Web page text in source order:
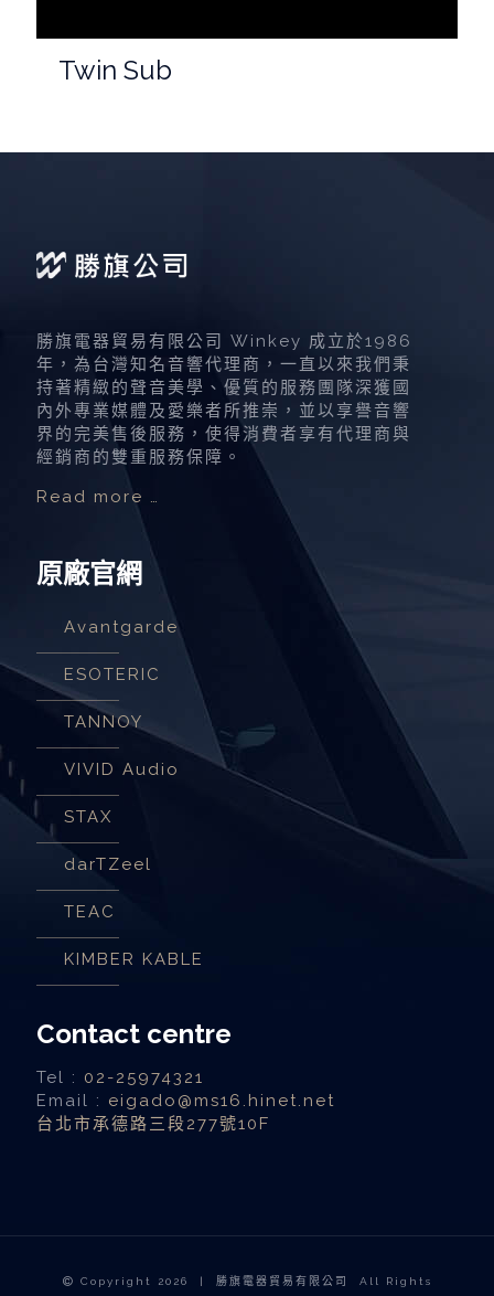
Twin Sub
勝旗電器貿易有限公司 Winkey 成立於1986
年，為台灣知名音響代理商，一直以來我們秉
持著精緻的聲音美學、優質的服務團隊深獲國
內外專業媒體及愛樂者所推崇，並以享譽音響
界的完美售後服務，使得消費者享有代理商與
經銷商的雙重服務保障。
Read more …
原廠官網
Avantgarde
ESOTERIC
TANNOY
VIVID Audio
STAX
darTZeel
TEAC
KIMBER KABLE
Contact centre
Tel : 02-25974321
Email : eigado@ms16.hinet.net
台北市承德路三段277號10F
Copyright 2026 | 勝旗電器貿易有限公司 All Rights